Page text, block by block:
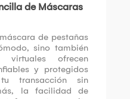
de Máscaras
de pestañas
sino también
virtuales ofrecen
y protegidos
transacción sin
la facilidad de